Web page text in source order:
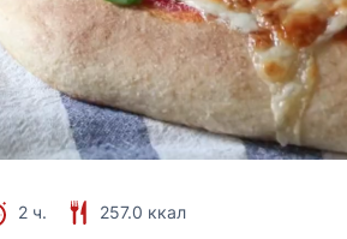
2 ч. 257.0 ккал